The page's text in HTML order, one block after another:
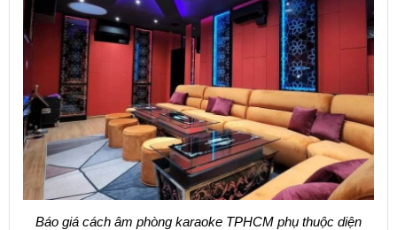
Báo giá cách âm phòng karaoke TPHCM phụ thuộc diện